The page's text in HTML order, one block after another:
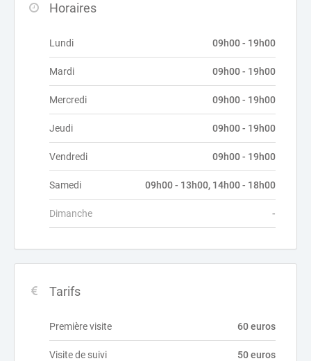
Horaires
Lundi 09h00 - 19h00
Mardi 09h00 - 19h00
Mercredi 09h00 - 19h00
Jeudi 09h00 - 19h00
Vendredi 09h00 - 19h00
Samedi 09h00 - 13h00, 14h00 - 18h00
Dimanche -
Tarifs
Première visite 60 euros
Visite de suivi 50 euros